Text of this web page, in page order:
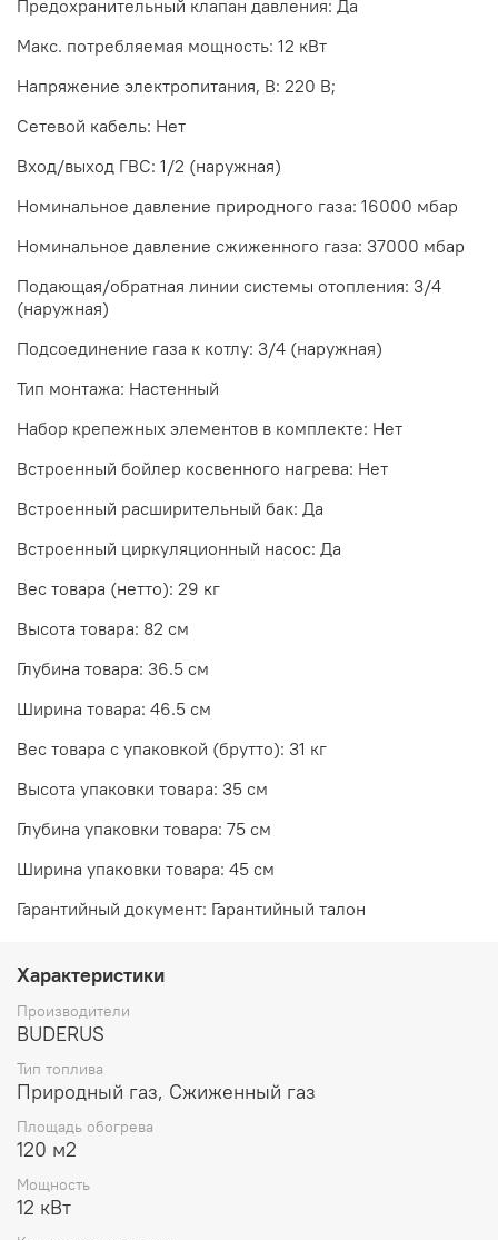
Предохранительный клапан давления: Да
Макс. потребляемая мощность: 12 кВт
Напряжение электропитания, В: 220 В;
Сетевой кабель: Нет
Вход/выход ГВС: 1/2 (наружная)
Номинальное давление природного газа: 16000 мбар
Номинальное давление сжиженного газа: 37000 мбар
Подающая/обратная линии системы отопления: 3/4
(наружная)
Подсоединение газа к котлу: 3/4 (наружная)
Тип монтажа: Настенный
Набор крепежных элементов в комплекте: Нет
Встроенный бойлер косвенного нагрева: Нет
Встроенный расширительный бак: Да
Встроенный циркуляционный насос: Да
Вес товара (нетто): 29 кг
Высота товара: 82 см
Глубина товара: 36.5 см
Ширина товара: 46.5 см
Вес товара с упаковкой (брутто): 31 кг
Высота упаковки товара: 35 см
Глубина упаковки товара: 75 см
Ширина упаковки товара: 45 см
Гарантийный документ: Гарантийный талон
Характеристики
Производители
BUDERUS
Тип топлива
Природный газ, Сжиженный газ
Площадь обогрева
120 м2
Мощность
12 кВт